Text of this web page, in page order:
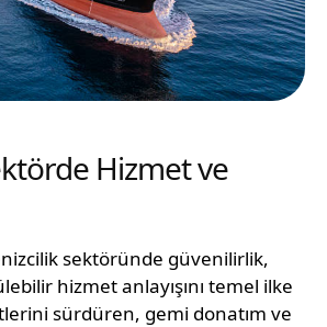
Hizmet ve
sektöründe güvenilirlik,
hizmet anlayışını temel ilke
sürdüren, gemi donatım ve